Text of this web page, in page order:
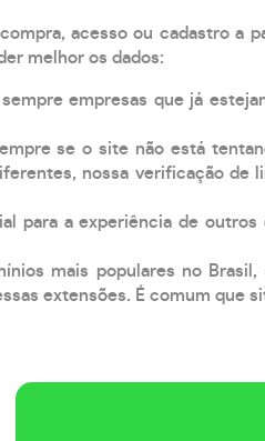
acesso ou cadastro a
melhor os dados:
empresas que já
se o site não está
nossa verificação
para a experiência de
mais populares no
extensões. É comum que